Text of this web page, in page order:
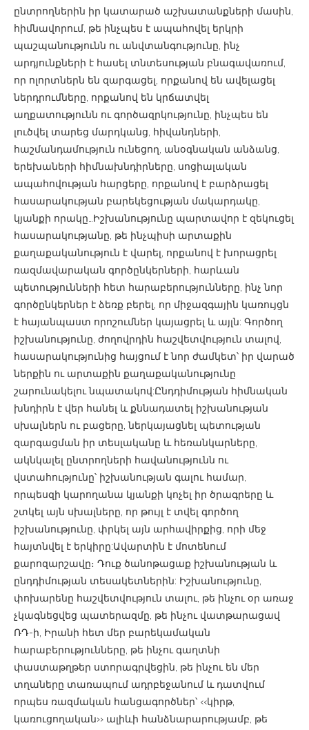
ընտրողներին իր կատարած աշխատանքների մասին,
հիմնավորում, թե ինչպես է ապահովել երկրի
պաշպանությունն ու անվտանգությունը, ինչ
արդյունքների է հասել տնտեսության բնագավառում,
որ ոլորտներն են զարգացել, որքանով են ավելացել
ներդրումները, որքանով են կրճատվել
աղքատությունն ու գործազրկությունը, ինչպես են
լուծվել տարեց մարդկանց, հիվանդների,
հաշմանդամություն ունեցող, անօգնական անձանց,
երեխաների հիմնախնդիրները, սոցիալական
ապահովության հարցերը, որքանով է բարձրացել
հասարակության բարեկեցության մակարդակը,
կյանքի որակը…Իշխանությունը պարտավոր է զեկուցել
հասարակությանը, թե ինչպիսի արտաքին
քաղաքականություն է վարել, որքանով է խորացրել
ռազմավարական գործընկերների, հարևան
պետությունների հետ հարաբերությունները, ինչ նոր
գործընկերներ է ձեռք բերել, որ միջազգային կառույցն
է հայանպաստ որոշումներ կայացրել և այլն: Գործող
իշխանությունը, ժողովրդին հաշվետվություն տալով,
հասարակությունից հայցում է նոր ժամկետ՝ իր վարած
ներքին ու արտաքին քաղաքականությունը
շարունակելու նպատակով:Ընդդիմության հիմնական
խնդիրն է վեր հանել և քննադատել իշխանության
սխալներն ու բացերը, ներկայացնել պետության
զարգացման իր տեսլականը և հեռանկարները,
ակնկալել ընտրողների հավանությունն ու
վստահությունը՝ իշխանության գալու համար,
որպեսզի կարողանա կյանքի կոչել իր ծրագրերը և
շտկել այն սխալները, որ թույլ է տվել գործող
իշխանությունը, փրկել այն արհավիրքից, որի մեջ
հայտնվել է երկիրը:Ավարտին է մոտենում
քարոզարշավը։ Դուք ծանոթացաք իշխանության և
ընդդիմության տեսակետներին: Իշխանությունը,
փոխարենը հաշվետվություն տալու, թե ինչու օր առաջ
չկագնեցվեց պատերազմը, թե ինչու վատթարացավ
ՌԴ-ի, Իրանի հետ մեր բարեկամական
հարաբերությունները, թե ինչու գաղտնի
փաստաթղթեր ստորագրվեցին, թե ինչու են մեր
տղաները տառապում ադրբեջանում և դատվում
որպես ռազմական հանցագործներ՝ ‹‹կիրթ,
կառուցողական›› ալիևի հանձնարարությամբ, թե